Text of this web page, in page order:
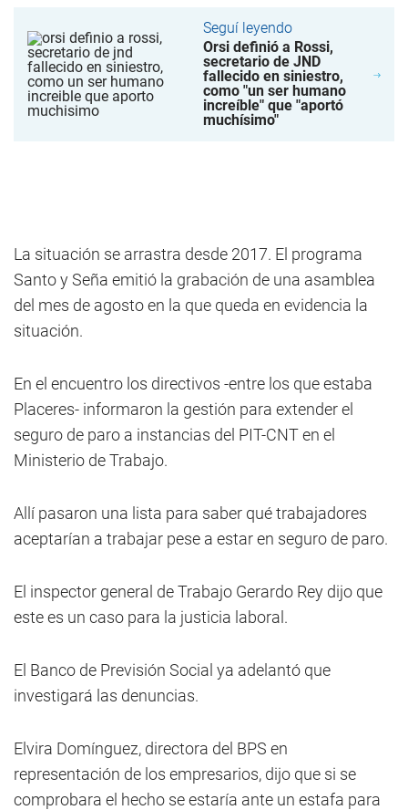
Seguí leyendo
Orsi definió a Rossi,
secretario de JND
fallecido en siniestro,
como "un ser humano
increíble" que "aportó
muchísimo"
La situación se arrastra desde 2017. El programa
Santo y Seña emitió la grabación de una asamblea
del mes de agosto en la que queda en evidencia la
situación.
En el encuentro los directivos -entre los que estaba
Placeres- informaron la gestión para extender el
seguro de paro a instancias del PIT-CNT en el
Ministerio de Trabajo.
Allí pasaron una lista para saber qué trabajadores
aceptarían a trabajar pese a estar en seguro de paro.
El inspector general de Trabajo Gerardo Rey dijo que
este es un caso para la justicia laboral.
El Banco de Previsión Social ya adelantó que
investigará las denuncias.
Elvira Domínguez, directora del BPS en
representación de los empresarios, dijo que si se
comprobara el hecho se estaría ante un estafa para